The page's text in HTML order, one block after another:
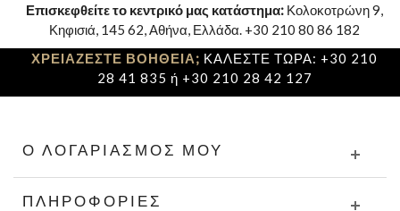
Επισκεφθείτε το κεντρικό μας κατάστημα: Κολοκοτρώνη 9,
Κηφισιά, 145 62, Αθήνα, Ελλάδα. +30 210 80 86 182
ΧΡΕΙΑΖΕΣΤΕ ΒΟΗΘΕΙΑ; ΚΑΛΕΣΤΕ ΤΩΡΑ: +30 210
28 41 835 ή +30 210 28 42 127
Ο ΛΟΓΑΡΙΑΣΜΌΣ ΜΟΥ
ΠΛΗΡΟΦΟΡΊΕΣ